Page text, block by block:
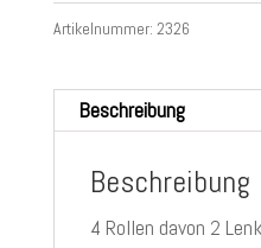
Artikelnummer: 2326
Beschreibung
Beschreibung
4 Rollen davon 2